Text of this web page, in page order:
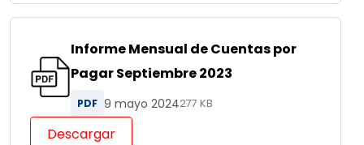
Informe Mensual de Cuentas por
Pagar Septiembre 2023
PDF 9 mayo 2024277 KB
Descargar